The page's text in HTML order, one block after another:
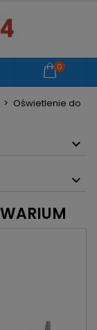
0
Oświetlenie do
na